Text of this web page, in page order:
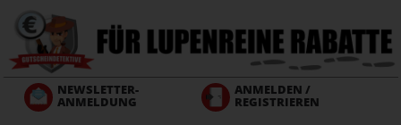
zum
Inhalt
NEWSLETTER-
ANMELDUNG
ANMELDEN /
REGISTRIEREN